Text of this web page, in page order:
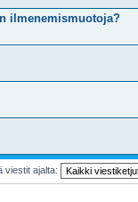
ilmenemismuotoja?
viestit ajalta: